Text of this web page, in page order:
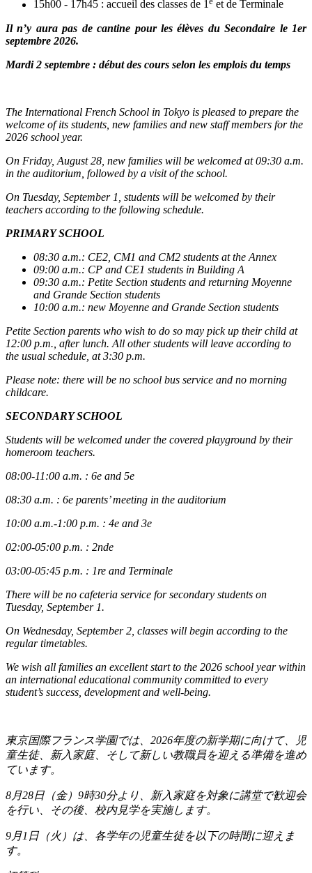
15h00 - 17h45 : accueil des classes de 1
et de Terminale
Il n’y aura pas de cantine pour les élèves du Secondaire le 1er
septembre 2026.
Mardi 2 septembre : début des cours selon les emplois du temps
The International French School in Tokyo is pleased to prepare the
welcome of its students, new families and new staff members for the
2026 school year.
On Friday, August 28, new families will be welcomed at 09:30 a.m.
in the auditorium, followed by a visit of the school.
On Tuesday, September 1, students will be welcomed by their
teachers according to the following schedule.
PRIMARY SCHOOL
08:30 a.m.: CE2, CM1 and CM2 students at the Annex
09:00 a.m.: CP and CE1 students in Building A
09:30 a.m.: Petite Section students and returning Moyenne
and Grande Section students
10:00 a.m.: new Moyenne and Grande Section students
Petite Section parents who wish to do so may pick up their child at
12:00 p.m., after lunch. All other students will leave according to
the usual schedule, at 3:30 p.m.
Please note: there will be no school bus service and no morning
childcare.
SECONDARY SCHOOL
Students will be welcomed under the covered playground by their
homeroom teachers.
08:00-11:00 a.m. : 6e and 5e
08:30 a.m. : 6e parents’ meeting in the auditorium
10:00 a.m.-1:00 p.m. : 4e and 3e
02:00-05:00 p.m. : 2nde
03:00-05:45 p.m. : 1re and Terminale
There will be no cafeteria service for secondary students on
Tuesday, September 1.
On Wednesday, September 2, classes will begin according to the
regular timetables.
We wish all families an excellent start to the 2026 school year within
an international educational community committed to every
student’s success, development and well-being.
東京国際フランス学園では、 2026年度の新学期に向けて、児
童生徒、新入家庭、そして新しい教職員を迎える準備を進め
ています。
8月28日（金） 9時30分より、新入家庭を対象に講堂で歓迎会
を行い、その後、校内見学を実施します。
9月1 日（火）は、各学年の児童生徒を以下の時間に迎えま
す。